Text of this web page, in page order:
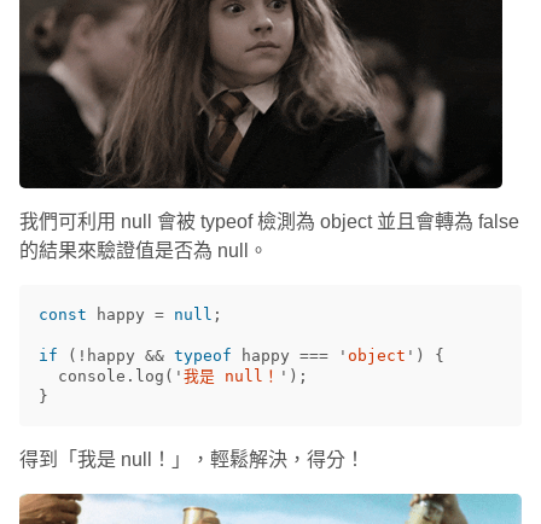
我們可利用 null 會被 typeof 檢測為 object 並且會轉為 false
的結果來驗證值是否為 null。
const happy = null ;
if ( ! happy && typeof happy === ' object ' )
{
console . log ( ' 我是 null！ ' );
}
得到「我是 null！」，輕鬆解決，得分！